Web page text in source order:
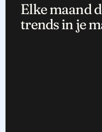
Elke maand
trends in je